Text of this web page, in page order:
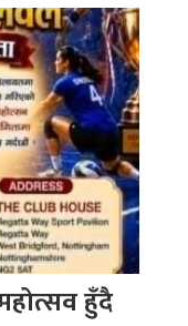
हुँदै